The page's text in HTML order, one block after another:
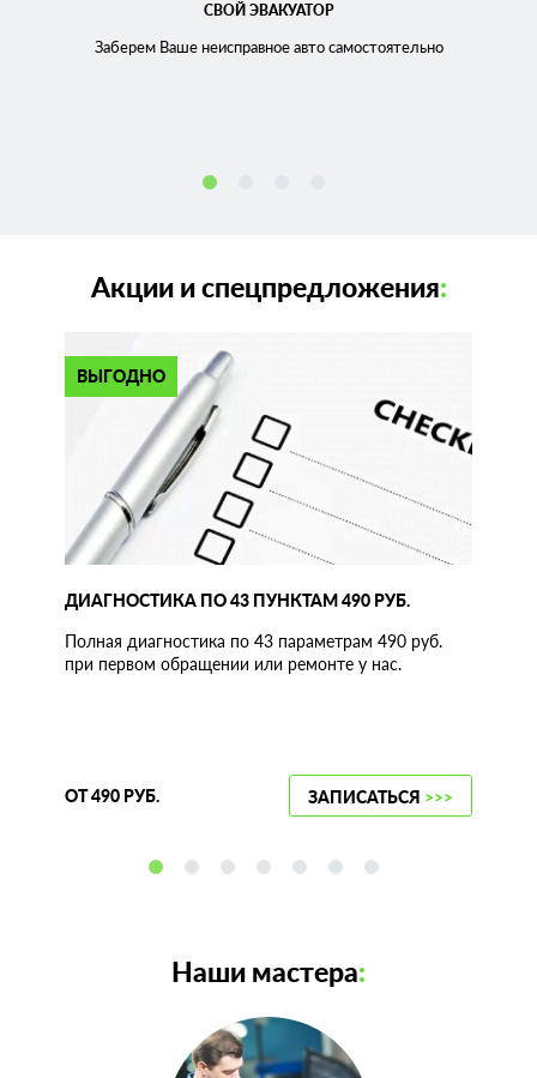
СВОЙ ЭВАКУАТОР
Заберем Ваше неисправноеавто самостоятельно
Акции и спецпредложения:
ВЫГОДНО
ДИАГНОСТИКА ПО 43 ПУНКТАМ 490 РУБ.
Полная диагностика по 43 параметрам 490 руб.
при первом обращении или ремонте у нас.
ОТ 490 РУБ. ЗАПИСАТЬСЯ >>>
Наши мастера: